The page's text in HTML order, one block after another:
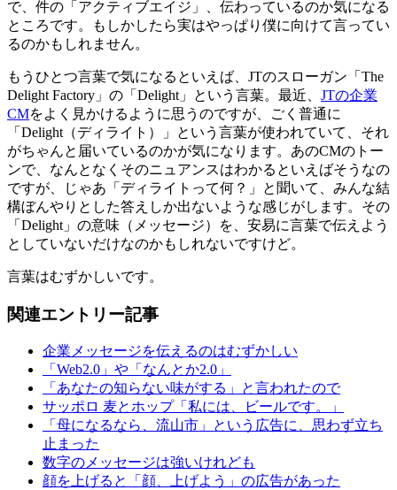
で、件の「アクティブエイジ」、伝わっているのか気になる
ところです。もしかしたら実はやっぱり僕に向けて言ってい
るのかもしれません。
もうひとつ言葉で気になるといえば、JTのスローガン「The
Delight Factory」の「Delight」という言葉。最近、 JTの企業
CMをよく見かけるように思うのですが、ごく普通に
「Delight（ディライト）」という言葉が使われていて、それ
がちゃんと届いているのかが気になります。あのCMのトー
ンで、なんとなくそのニュアンスはわかるといえばそうなの
ですが、じゃあ「ディライトって何？」と聞いて、みんな結
構ぼんやりとした答えしか出ないような感じがします。その
「Delight」の意味（メッセージ）を、安易に言葉で伝えよう
としていないだけなのかもしれないですけど。
言葉はむずかしいです。
関連エントリー記事
企業メッセージを伝えるのはむずかしい
「Web2.0」や「なんとか2.0」
「あなたの知らない味がする」と言われたので
サッポロ 麦とホップ「私には、ビールです。」
「母になるなら、流山市」という広告に、思わず立ち
止まった
数字のメッセージは強いけれども
顔を上げると「顔、上げよう」の広告があった